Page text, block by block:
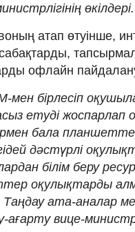
өкілдері.
атап өтуінше,
офлайн
бірлесіп
етуді жоспарлап
бала
дәстүрлі
білім беру
оқулықтарды
Таңдау ата-аналар
ағарту вице-